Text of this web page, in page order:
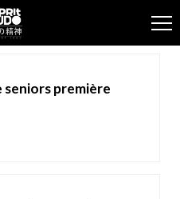
seniors première